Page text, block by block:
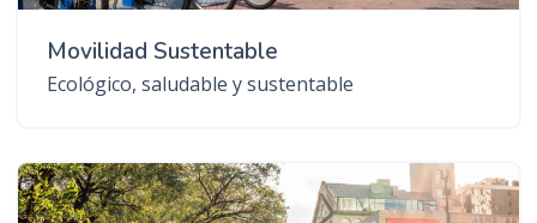
Movilidad Sustentable
Ecológico, saludable y sustentable